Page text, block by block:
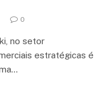
0
no setor
estratégicas é